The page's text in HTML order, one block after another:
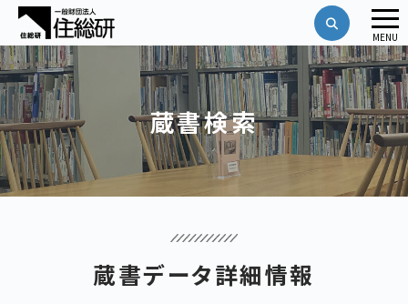
蔵書検索
蔵書データ詳細情報
メ
ニ
ュ
ー
MENU